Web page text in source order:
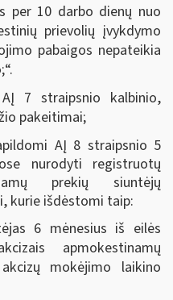
per 10 darbo dienų nuo
prievolių įvykdymo
pabaigos nepateikia
7 straipsnio kalbinio,
pakeitimai;
AĮ 8 straipsnio 5
nurodyti registruotų
prekių siuntėjų
kurie išdėstomi taip:
6 mėnesius iš eilės
apmokestinamų
mokėjimo laikino